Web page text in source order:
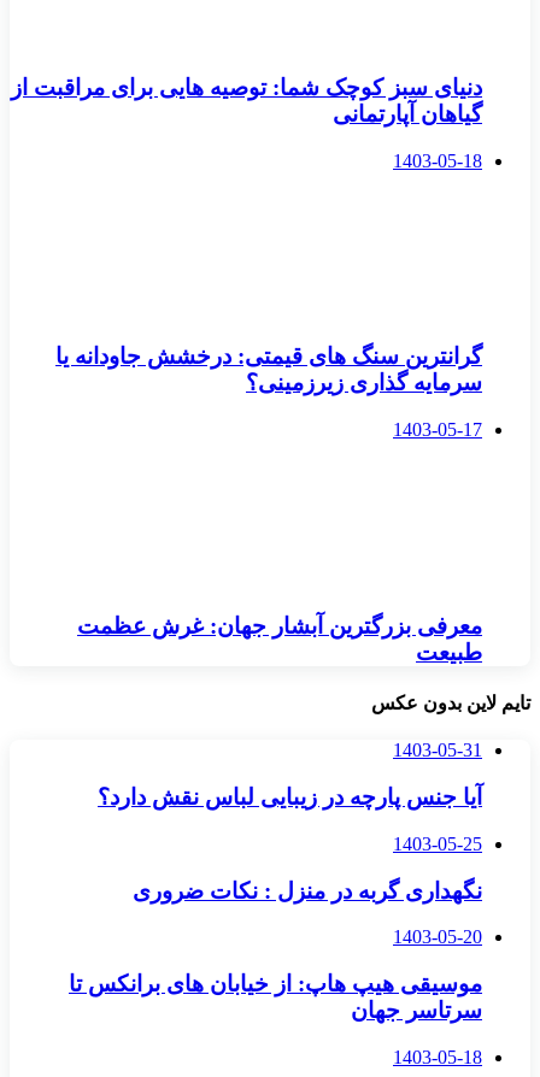
دنیای سبز کوچک شما: توصیه هایی برای مراقبت از
گیاهان آپارتمانی
1403-05-18
گرانترین سنگ های قیمتی: درخشش جاودانه یا
سرمایه گذاری زیرزمینی؟
1403-05-17
معرفی بزرگترین آبشار جهان: غرش عظمت
طبیعت
تایم لاین بدون عکس
1403-05-31
آیا جنس پارچه در زیبایی لباس نقش دارد؟
1403-05-25
نگهداری گربه در منزل : نکات ضروری
1403-05-20
موسیقی هیپ هاپ: از خیابان های برانکس تا
سرتاسر جهان
1403-05-18